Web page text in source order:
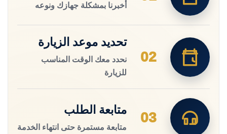
أخبرنا بمشكلة جهازك ونوعه
02
تحديد موعد الزيارة
نحدد معك الوقت المناسب
للزيارة
03
متابعة الطلب
متابعة مستمرة حتى انتهاء الخدمة